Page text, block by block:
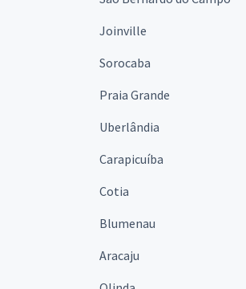
Joinville
Sorocaba
Praia Grande
Uberlândia
Carapicuíba
Cotia
Blumenau
Aracaju